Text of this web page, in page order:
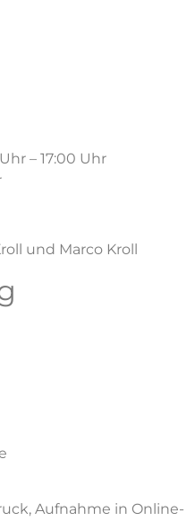
– 17:00 Uhr
und Marco Kroll
Aufnahme in Online-